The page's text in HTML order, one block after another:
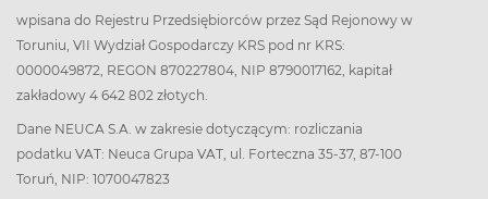
wpisana do Rejestru Przedsiębiorców przez Sąd Rejonowy w
Toruniu, VII Wydział Gospodarczy KRS pod nr KRS:
0000049872, REGON 870227804, NIP 8790017162, kapitał
zakładowy 4 642 802 złotych.
Dane NEUCA S.A. w zakresie dotyczącym: rozliczania
podatku VAT: Neuca Grupa VAT, ul. Forteczna 35-37, 87-100
Toruń, NIP: 1070047823